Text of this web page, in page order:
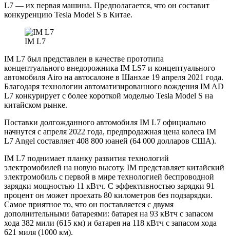
L7 — их первая машина. Предполагается, что он составит
конкуренцию Tesla Model S в Китае.
IM L7
IM L7 был представлен в качестве прототипа
концептуального внедорожника IM LS7 и концептуального
автомобиля Airo на автосалоне в Шанхае 19 апреля 2021 года.
Благодаря технологии автоматизированного вождения IM AD
L7 конкурирует с более короткой моделью Tesla Model S на
китайском рынке.
Поставки долгожданного автомобиля IM L7 официально
начнутся с апреля 2022 года, предпродажная цена колеса IM
L7 Angel составляет 408 800 юаней (64 000 долларов США).
IM L7 поднимает планку развития технологий
электромобилей на новую высоту. IM представляет китайский
электромобиль с первой в мире технологией беспроводной
зарядки мощностью 11 кВтч. С эффективностью зарядки 91
процент он может проехать 80 километров без подзарядки.
Самое приятное то, что он поставляется с двумя
дополнительными батареями: батарея на 93 кВтч с запасом
хода 382 мили (615 км) и батарея на 118 кВтч с запасом хода
621 миля (1000 км).